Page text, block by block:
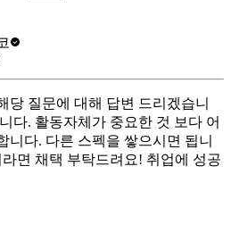
당 질문에 대해 답변 드리겠습니
다. 활동자체가 중요한 것 보다 어
니다. 다른 스펙을 쌓으시면 됩니
면 채택 부탁드려요! 취업에 성공